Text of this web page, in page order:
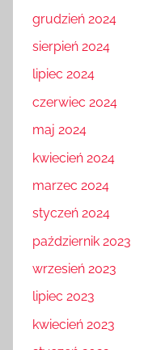
grudzień 2024
sierpień 2024
lipiec 2024
czerwiec 2024
maj 2024
kwiecień 2024
marzec 2024
styczeń 2024
październik 2023
wrzesień 2023
lipiec 2023
kwiecień 2023